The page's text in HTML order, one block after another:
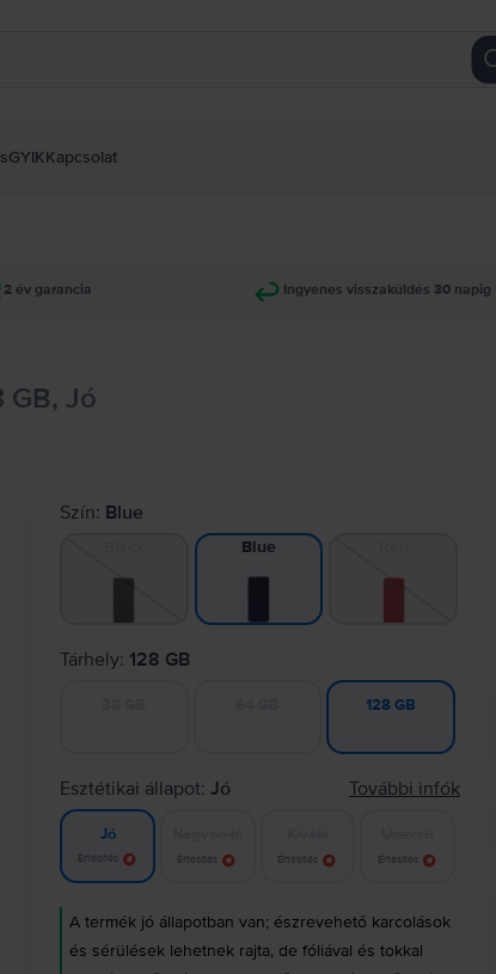
GYIKKapcsolat
2 év garancia Ingyenes visszaküldés 30 napig
GB, Jó
Szín: Blue
Blue
Tárhely: 128 GB
128 GB
Esztétikai állapot:Jó További infók
Jó
Értesítés Értesítés Értesítés Értesítés
A termék jó állapotban van; észrevehető karcolások
és sérülések lehetnek rajta, de fóliával és tokkal